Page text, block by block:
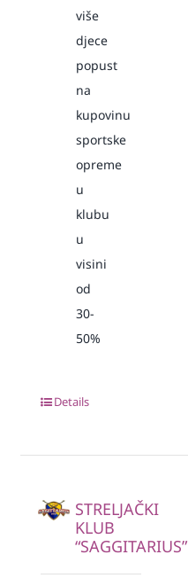
više
djece
popust
na
kupovinu
sportske
opreme
u
klubu
u
visini
od
30-
50%
Details
STRELJAČKI
KLUB
“SAGGITARIUS”